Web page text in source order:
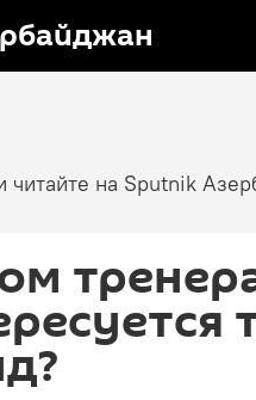
читайте на Sputnik